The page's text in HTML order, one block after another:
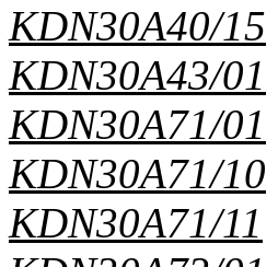
KDN30A40/15
KDN30A43/01
KDN30A71/01
KDN30A71/10
KDN30A71/11